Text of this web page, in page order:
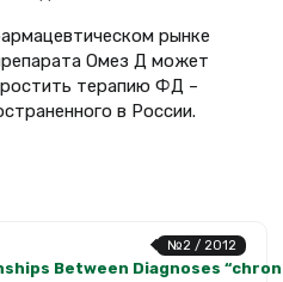
рынке
Омез Д может
терапию ФД –
в России.
№2 / 2012
Between Diagnoses